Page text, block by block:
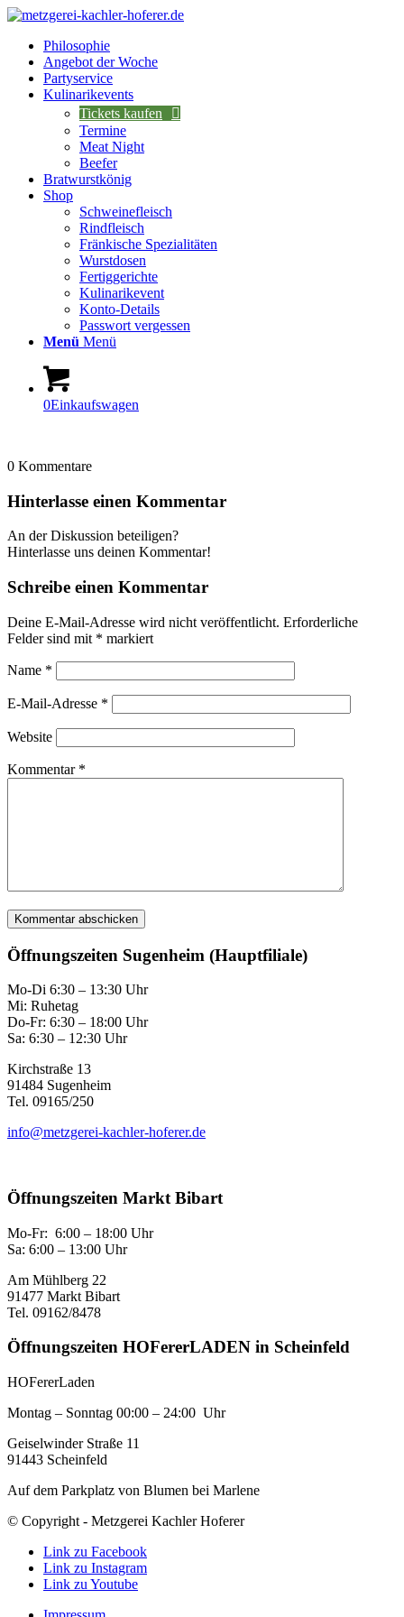
Philosophie
Angebot der Woche
Partyservice
Kulinarikevents
Tickets kaufen
Termine
Meat Night
Beefer
Bratwurstkönig
Shop
Schweinefleisch
Rindfleisch
Fränkische Spezialitäten
Wurstdosen
Fertiggerichte
Kulinarikevent
Konto-Details
Passwort vergessen
Menü Menü
0Einkaufswagen
0 Kommentare
Hinterlasse einen Kommentar
An der Diskussion beteiligen?
Hinterlasse uns deinen Kommentar!
Schreibe einen Kommentar
Deine E-Mail-Adresse wird nicht veröffentlicht. Erforderliche
Felder sind mit * markiert
Name *
E-Mail-Adresse *
Website
Kommentar *
Öffnungszeiten Sugenheim (Hauptfiliale)
Mo-Di 6:30 – 13:30 Uhr
Mi: Ruhetag
Do-Fr: 6:30 – 18:00 Uhr
Sa: 6:30 – 12:30 Uhr
Kirchstraße 13
91484 Sugenheim
Tel. 09165/250
info@metzgerei-kachler-hoferer.de
Öffnungszeiten Markt Bibart
Mo-Fr: 6:00 – 18:00 Uhr
Sa: 6:00 – 13:00 Uhr
Am Mühlberg 22
91477 Markt Bibart
Tel. 09162/8478
Öffnungszeiten HOFererLADEN in Scheinfeld
HOFererLaden
Montag – Sonntag 00:00 – 24:00 Uhr
Geiselwinder Straße 11
91443 Scheinfeld
Auf dem Parkplatz von Blumen bei Marlene
© Copyright - Metzgerei Kachler Hoferer
Link zu Facebook
Link zu Instagram
Link zu Youtube